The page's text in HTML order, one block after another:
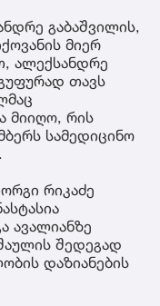
გაბაშვილის,
მიერ
ალექსანდრე
თავს
მიიღო, რის
სამედიცინო
რიკაძე
ავალიანზე
შედეგად
დაზიანების